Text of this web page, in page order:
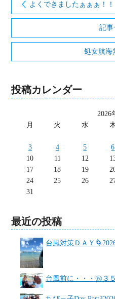
よくできましたぁぁぁ！！
記事
処女航海
投稿カレンダー
2026
月
火 水
3
4 5 6
10
11 12
17
18 19
24
25 26
31
最近の投稿
台風対策ＤＡＹ🌀
台風前に・・・㊗３